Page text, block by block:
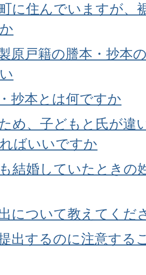
に住んでいますが、
原戸籍の謄本・抄本
抄本とは何ですか
め、子どもと氏が違
ばいいですか
結婚していたときの
について教えてくだ
出するのに注意する